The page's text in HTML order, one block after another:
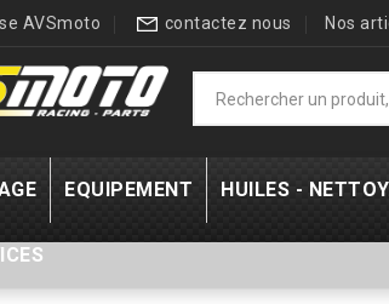
AVSmoto contactez nous Nos
EQUIPEMENT HUILES -